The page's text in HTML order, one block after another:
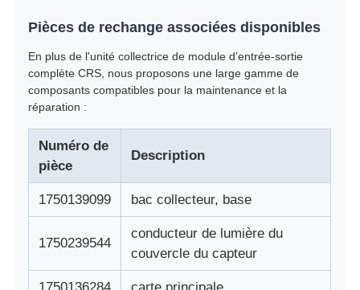
Pièces de distributeurs automatiques OKI
Parties Genmega ATM
Tri des billets de banque
Imprimante de carte
Pièces de rechange associées disponibles
En plus de l'unité collectrice de module d'entrée-sortie
complète CRS, nous proposons une large gamme de
composants compatibles pour la maintenance et la
réparation :
Numéro de
pièce
Description
1750139099 bac collecteur, base
1750239544
conducteur de lumière du
couvercle du capteur
1750136284 carte principale